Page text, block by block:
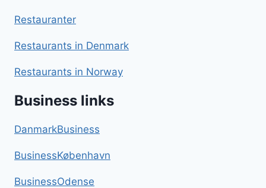
Restauranter
Restaurants in Denmark
Restaurants in Norway
Business links
DanmarkBusiness
BusinessKøbenhavn
BusinessOdense